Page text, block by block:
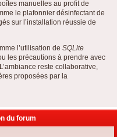
manuelles au profit de
le plafonnier désinfectant de
sur l’installation réussie de
l’utilisation de SQLite
les précautions à prendre avec
reste collaborative,
proposées par la
du forum